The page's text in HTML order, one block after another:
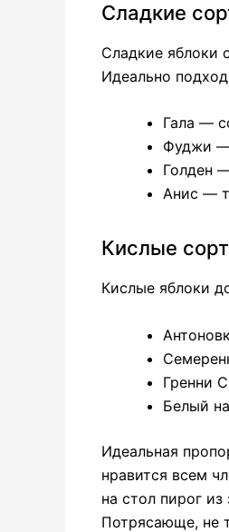
Сладкие
Сладкие яблоки
Идеально
Гала —
Фуджи —
Голден
Анис —
Кислые
Кислые яблоки
Гренни
Белый
Идеальная
нравится всем
на стол пирог из
Потрясающе, не